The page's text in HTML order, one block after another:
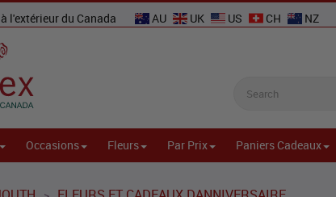
l'extérieur du Canada AU UK US CH NZ
Occasions Fleurs Par Prix Paniers Cadeaux